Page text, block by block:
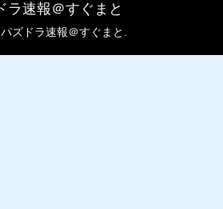
ラ速報＠すぐまと
ズドラ速報＠すぐまと.